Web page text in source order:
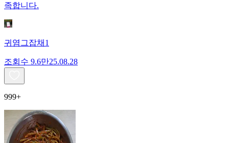
족합니다.
귀염그잡채1
조회수 9.6만25.08.28
999+